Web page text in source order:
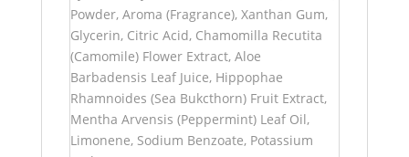
Powder, Aroma (Fragrance), Xanthan Gum,
Glycerin, Citric Acid, Chamomilla Recutita
(Camomile) Flower Extract, Aloe
Barbadensis Leaf Juice, Hippophae
Rhamnoides (Sea Bukcthorn) Fruit Extract,
Mentha Arvensis (Peppermint) Leaf Oil,
Limonene, Sodium Benzoate, Potassium